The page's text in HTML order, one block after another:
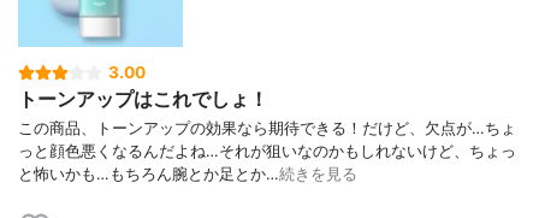
3.00
トーンアップはこれでしょ！
この商品、トーンアップの効果なら期待できる！だけど、欠点が…ちょ
っと顔色悪くなるんだよね…それが狙いなのかもしれないけど、ちょっ
と怖いかも…もちろん腕とか足とか…続きを見る